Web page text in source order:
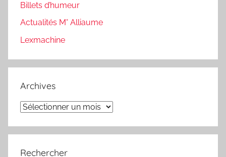
Billets d’humeur
Actualités M° Alliaume
Lexmachine
Archives
Archives
Rechercher